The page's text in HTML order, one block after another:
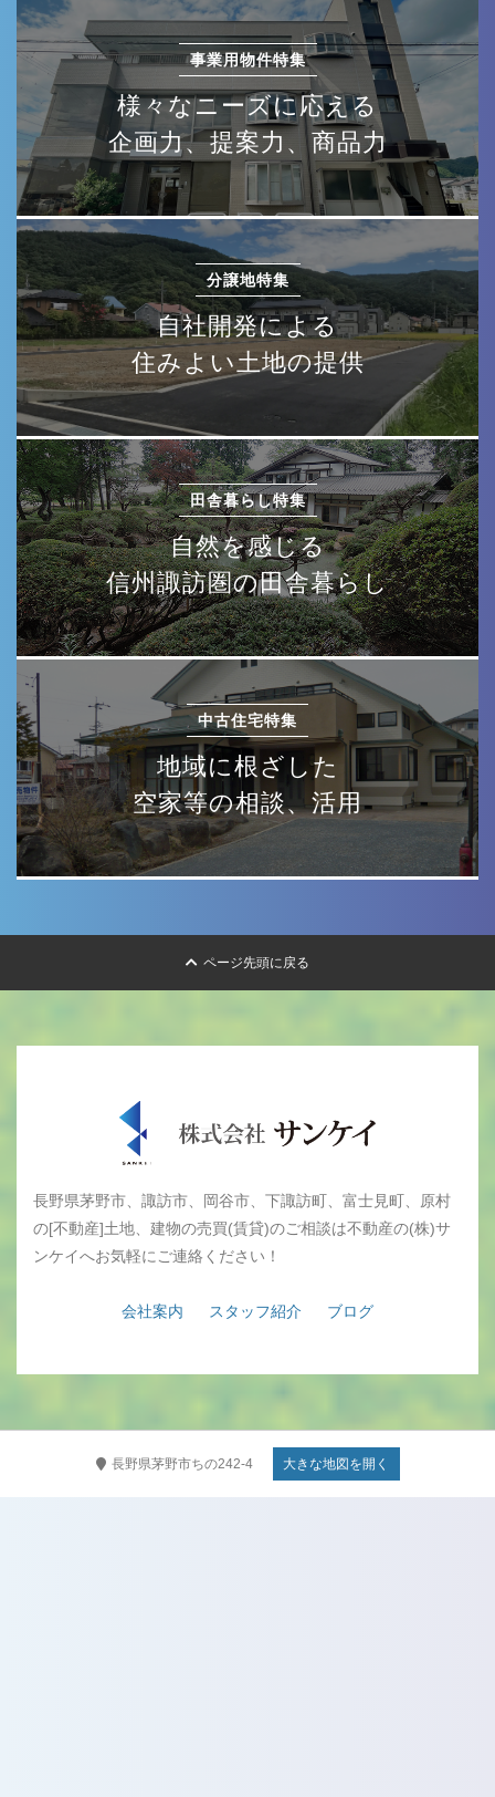
事業用物件特集
様々なニーズに応える
企画力、提案力、商品力
分譲地特集
自社開発による
住みよい土地の提供
田舎暮らし特集
自然を感じる
信州諏訪圏の田舎暮らし
中古住宅特集
地域に根ざした
空家等の相談、活用
ページ先頭に戻る
長野県茅野市、諏訪市、岡谷市、下諏訪町、富士見町、原村
の[不動産]土地、建物の売買(賃貸)のご相談は不動産の(株)サ
ンケイへお気軽にご連絡ください！
会社案内 スタッフ紹介 ブログ
長野県茅野市ちの242-4 大きな地図を開く